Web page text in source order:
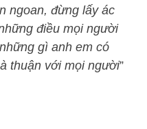
ngoan, đừng lấy ác
điều mọi người
gì anh em có
thuận với mọi người”